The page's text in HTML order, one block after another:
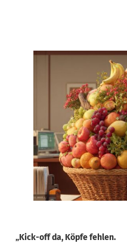
„Kick-off da, Köpfe fehlen.